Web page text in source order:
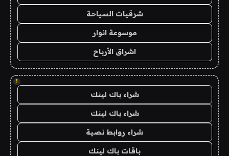
شرقيات السياحة
موسوعة انوار
اشراق الأرباح
!
شراء باك لينك
شراء باك لينك
شراء روابط نصية
باقات باك لينك